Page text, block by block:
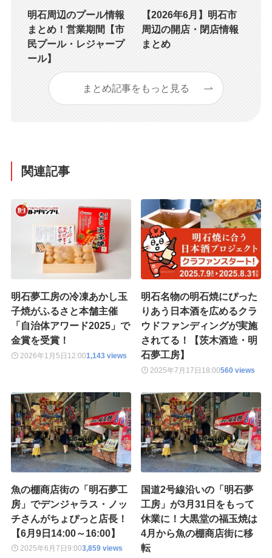
明石周辺のプール情報
まとめ！営業期間【市
民プール・レジャープ
ール】
【2026年6月】明石市
周辺の開店・閉店情報
まとめ
まとめ記事をもっと見る
関連記事
明石夢工房の冷凍あかし玉
子焼がふるさと本舗主催
「自治体アワード2025」で
金賞を受賞！
2026年1月5日 12:001,143 views
明石名物の明石焼にぴった
りあう日本酒を広めるクラ
ウドファンディングが実施
されてる！【茨木酒造・明
石夢工房】
2025年7月17日 18:00560 views
魚の棚商店街の「明石夢工
房」でデンジャラス・ノッ
チさんがちょぴっと店長！
【6月9日14:00～16:00】
2025年6月7日 9:003,859 views
国道2号線沿いの「明石夢
工房」が3月31日をもって
休業に！大黒堂の福玉焼は
4月から魚の棚商店街に移
転